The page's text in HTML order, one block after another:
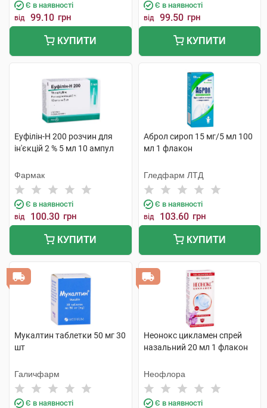
Є в наявності
від 99.10 грн
КУПИТИ
Є в наявності
від 99.50 грн
КУПИТИ
Еуфілін-Н 200 розчин для
ін'єкцій 2 % 5 мл 10 ампул
Фармак
Є в наявності
від 100.30 грн
КУПИТИ
Аброл сироп 15 мг/5 мл 100
мл 1 флакон
Гледфарм ЛТД
Є в наявності
від 103.60 грн
КУПИТИ
Мукалтин таблетки 50 мг 30
шт
Галичфарм
Є в наявності
Неонокс цикламен спрей
назальний 20 мл 1 флакон
Неофлора
Є в наявності